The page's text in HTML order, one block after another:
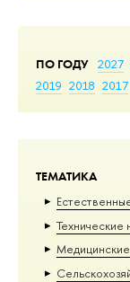
ПО ГОДУ 2027
2019 2018 2017
ТЕМАТИКА
Тех­ничес­кие
Медицинские